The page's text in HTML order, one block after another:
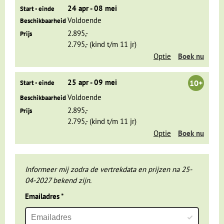
bladgoud! Spring nog maar een keer in de watertaxi, want
Chinatown mag je ook echt niet overslaan als je in Bangkok
bent. Tussen Chinese opschriften en lampionnetjes betreed
je een wereld van levendige, geurige straatmarkten,
winkeltjes en eethuisjes. Elk cliché is waar, ook hier kom je
Start - einde 24 apr - 08 mei
BeschikbaarheidVoldoende
Prijs
2.895,-
2.795,- (kind t/m 11 jr)
Optie
Boek nu
Start - einde 25 apr - 09 mei 10+
BeschikbaarheidVoldoende
Prijs
2.895,-
2.795,- (kind t/m 11 jr)
Optie
Boek nu
Informeer mij zodra de vertrekdata en prijzen na 25-
04-2027 bekend zijn.
Emailadres*